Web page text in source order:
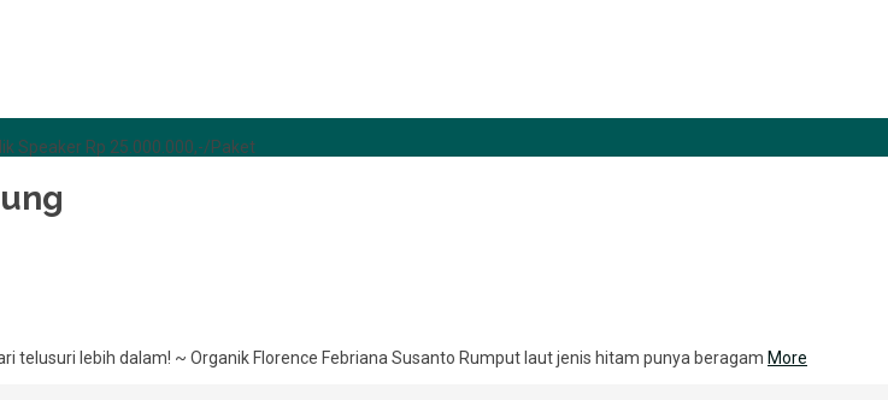
Speaker Rp 25.000.000,-/Paket
lebih dalam! ~ Organik Florence Febriana Susanto Rumput laut jenis hitam punya beragam More